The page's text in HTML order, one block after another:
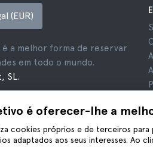
é oferecer-lhe a
cookies próprios e de terceiros para
adaptados aos seus interesses. Ao
(EUR)
a melhor forma de reservar
em todo o mundo.
SL.